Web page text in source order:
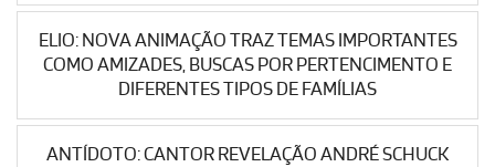
ELIO: NOVA ANIMAÇÃO TRAZ TEMAS IMPORTANTES
COMO AMIZADES, BUSCAS POR PERTENCIMENTO E
DIFERENTES TIPOS DE FAMÍLIAS
ANTÍDOTO: CANTOR REVELAÇÃO ANDRÉ SCHUCK